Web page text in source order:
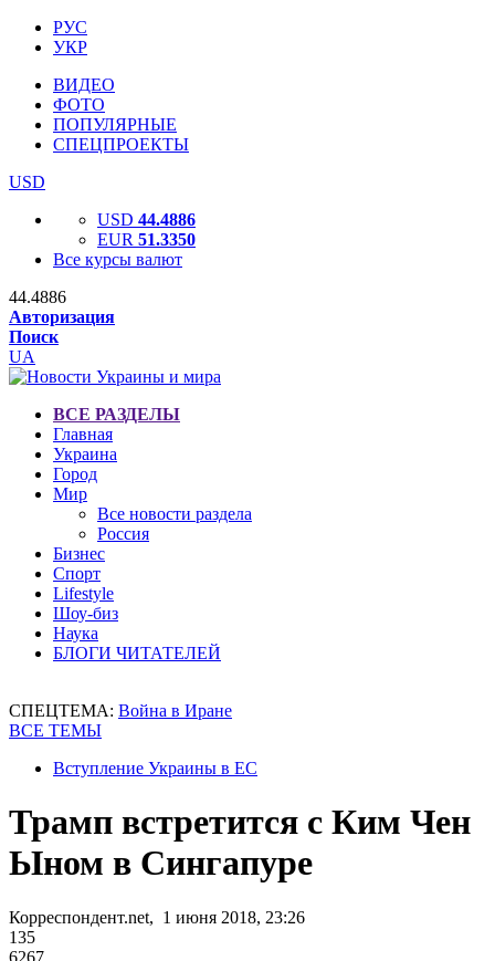
РУС
УКР
ВИДЕО
ФОТО
ПОПУЛЯРНЫЕ
СПЕЦПРОЕКТЫ
USD
USD 44.4886
EUR 51.3350
Все курсы валют
44.4886
Авторизация
Поиск
UA
ВСЕ РАЗДЕЛЫ
Главная
Украина
Город
Мир
Все новости раздела
Россия
Бизнес
Спорт
Lifestyle
Шоу-биз
Наука
БЛОГИ ЧИТАТЕЛЕЙ
СПЕЦТЕМА: Война в Иране
ВСЕ ТЕМЫ
Вступление Украины в ЕС
Трамп встретится с Ким Чен
Ыном в Сингапуре
Корреспондент.net, 1 июня 2018, 23:26
135
6267